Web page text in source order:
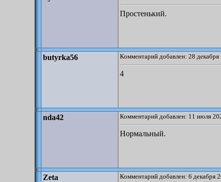
Простенький.
butyrka56 Комментарий добавлен: 28
4
nda42 Комментарий добавлен: 11 июля
Нормальный.
Zeta Комментарий добавлен: 6 декабря